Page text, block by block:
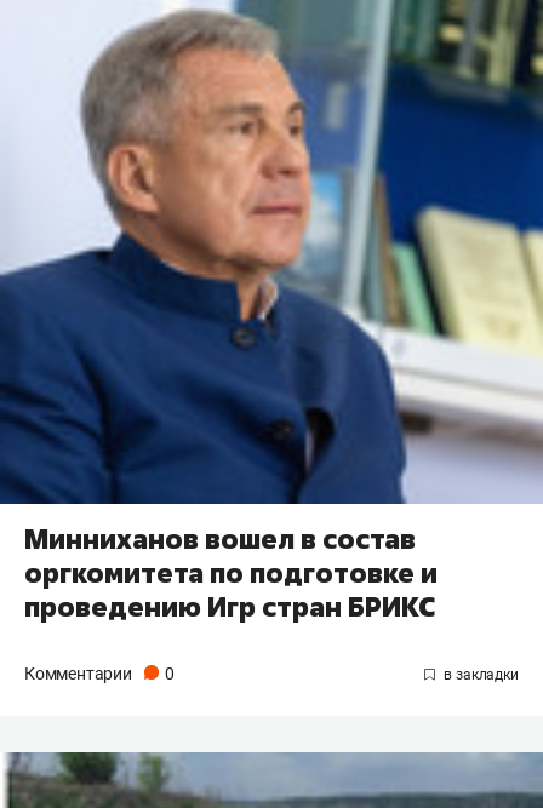
Минниханов вошел в состав
оргкомитета по подготовке и
проведению Игр стран БРИКС
Комментарии 0